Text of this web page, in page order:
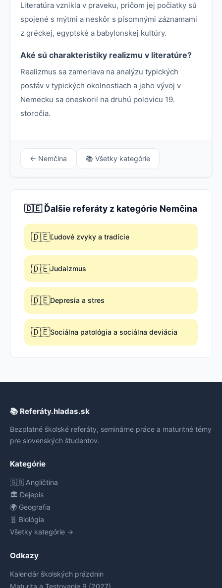
Literatúra vznikla v praveku, pričom jej počiatky sú
spojené s mýtmi a neskôr s písomnými záznamami
z gréckej, egyptské a babylonskej kultúry.
Aké sú charakteristiky realizmu v literatúre?
Realizmus sa zameriava na analýzu typických
postáv v typických okolnostiach a jeho vývoj v
Nemecku sa oneskoril na druhú polovicu 19.
storočia.
← Nemčina 📚 Všetky kategórie
🇩🇪 Ďalšie referáty z kategórie Nemčina
🇩🇪Ľudové zvyky a tradície
🇩🇪Judaizmus
🇩🇪Depresia a stres
🇩🇪Sociálna patológia a sociálna deviácia
📚 Referáty.hladas.sk
Bezplatné školské referáty, seminárne práce a maturitné témy
pre slovenských študentov.
Kategórie
🇬🇧 Angličtina
🏛️ Dejepis
🌍 Geografia
🧬 Biológia
Všetky kategórie →
Odkazy
Kalendár školských prázdnin